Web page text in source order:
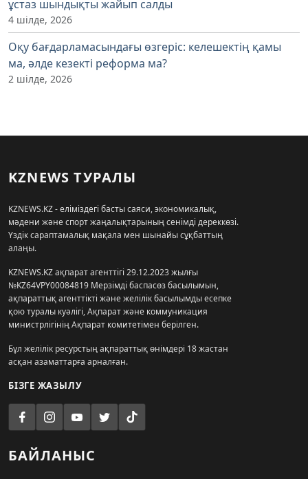
ұстаз шындықты жайып салды
4 шілде, 2026
Оқу бағдарламасындағы өзгеріс: келешектің қамы
ма, әлде кезекті реформа ма?
2 шілде, 2026
KZNEWS ТУРАЛЫ
KZNEWS.KZ - еліміздегі басты саяси, экономикалық,
мәдени және спорт жаңалықтарының сенімді дереккөзі.
Үздік сараптамалық мақала мен шынайы сұқбаттың
алаңы.
KZNEWS.KZ ақпарат агенттігі 29.12.2023 жылғы
№KZ64VPY00084819 Мерзімді баспасөз басылымын,
ақпараттық агенттікті және желілік басылымды есепке
қою туралы куәлігі, Ақпарат және коммуникация
министрлігінің Ақпарат комитетімен берілген.
Бұл желілік ресурстың ақпараттық өнімдері 18 жастан
асқан азаматтарға арналған.
БІЗГЕ ЖАЗЫЛУ
БАЙЛАНЫС